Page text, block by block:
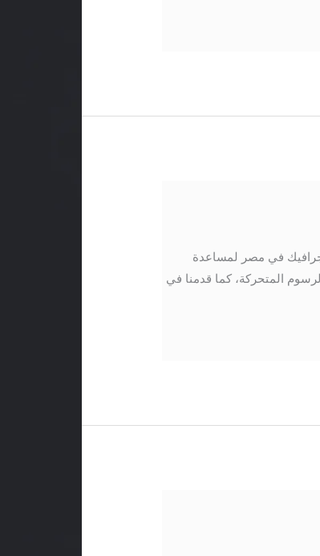
في مصر لمساعدة
المتحركة، كما قدمنا في